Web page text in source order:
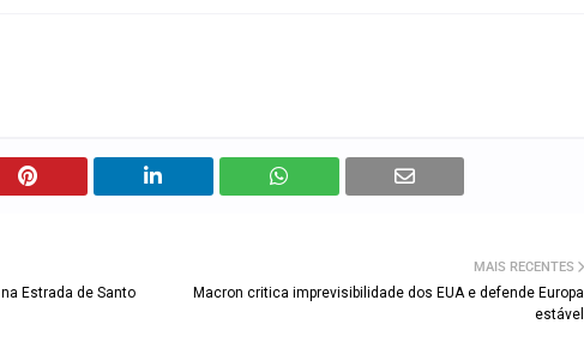
MAIS RECENTES
Macron critica imprevisibilidade dos EUA e defende Europa
estável
Estrada de Santo